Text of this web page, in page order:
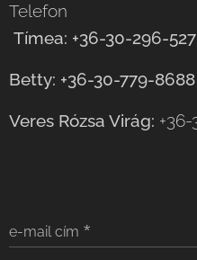
Telefon
Tímea: +36-30-296-
Betty: +36-30-779-8688
Veres Rózsa Virág: +36-
e-mail cím